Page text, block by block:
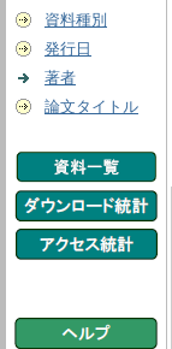
資料種別
発行日
著者
論文タイトル